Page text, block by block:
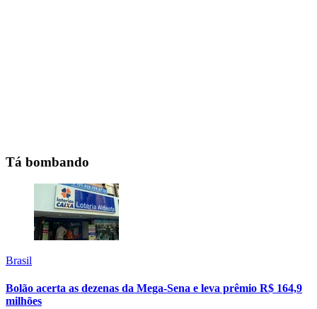
Tá bombando
Brasil
Bolão acerta as dezenas da Mega-Sena e leva prêmio R$ 164,9
milhões